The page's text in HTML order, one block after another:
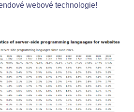
webové technologie!